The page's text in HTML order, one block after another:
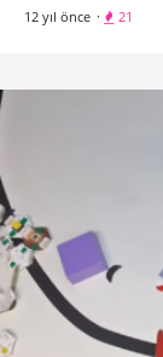
12 yıl önce · 21